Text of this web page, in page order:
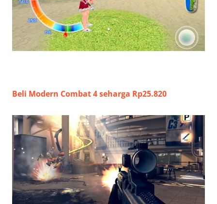
Beli Modern Combat 4 seharga Rp25.820